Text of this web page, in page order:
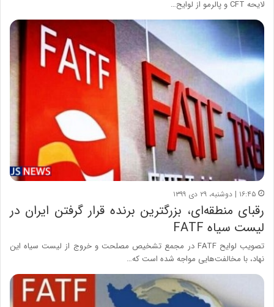
لایحه CFT و پالرمو از لوایح…
۱۶:۴۵ | دوشنبه، ۲۹ دی ۱۳۹۹
رقبای منطقه‌ای، بزرگترین برنده قرار گرفتن ایران در
لیست سیاه FATF
تصویب لوایح FATF در مجمع تشخیص مصلحت و خروج از لیست سیاه این
نهاد، با مخالفت‌هایی مواجه شده است که…